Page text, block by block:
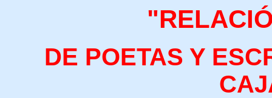
DE POETAS Y